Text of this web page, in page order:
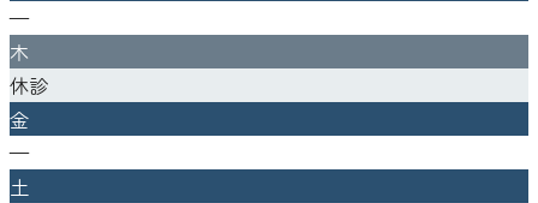
—
木
休診
金
—
土